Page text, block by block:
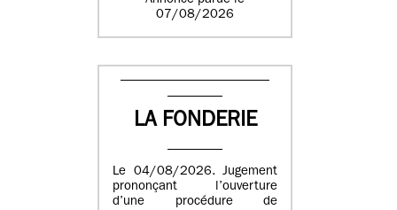
07/08/2026
LA FONDERIE
Le 04/08/2026. Jugement
prononçant l’ouverture
d’une procédure de